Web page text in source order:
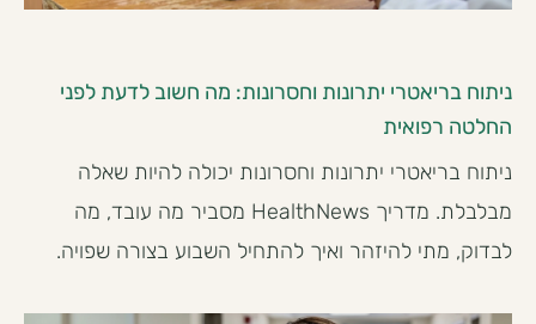
ניתוח בריאטרי יתרונות וחסרונות: מה חשוב לדעת לפני
החלטה רפואית
ניתוח בריאטרי יתרונות וחסרונות יכולה להיות שאלה
מבלבלת. מדריך HealthNews מסביר מה עובד, מה
לבדוק, מתי להיזהר ואיך להתחיל השבוע בצורה שפויה.